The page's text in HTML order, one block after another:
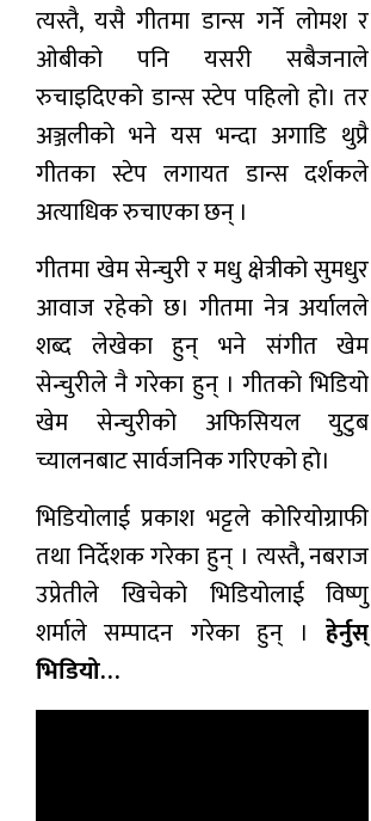
त्यस्तै, यसै गीतमा डान्स गर्ने लोमश र
ओबीको पनि यसरी सबैजनाले
रुचाइदिएको डान्स स्टेप पहिलो हो। तर
अञ्जलीको भने यस भन्दा अगाडि थुप्रै
गीतका स्टेप लगायत डान्स दर्शकले
अत्याधिक रुचाएका छन् ।
गीतमा खेम सेन्चुरी र मधु क्षेत्रीको सुमधुर
आवाज रहेको छ। गीतमा नेत्र अर्यालले
शब्द लेखेका हुन् भने संगीत खेम
सेन्चुरीले नै गरेका हुन् । गीतको भिडियो
खेम सेन्चुरीको अफिसियल युटुब
च्यालनबाट सार्वजनिक गरिएको हो।
भिडियोलाई प्रकाश भट्टले कोरियोग्राफी
तथा निर्देशक गरेका हुन् । त्यस्तै, नबराज
उप्रेतीले खिचेको भिडियोलाई विष्णु
शर्माले सम्पादन गरेका हुन् ।हेर्नुस्
भिडियो…